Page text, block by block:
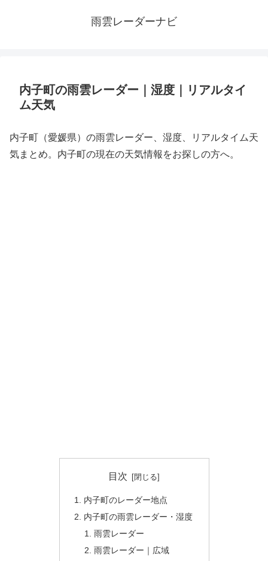
雨雲レーダーナビ
内子町の雨雲レーダー｜湿度｜リアルタイ
ム天気
内子町（愛媛県）の雨雲レーダー、湿度、リアルタイム天
気まとめ。内子町の現在の天気情報をお探しの方へ。
目次
内子町のレーダー地点
内子町の雨雲レーダー・湿度
雨雲レーダー
雨雲レーダー｜広域